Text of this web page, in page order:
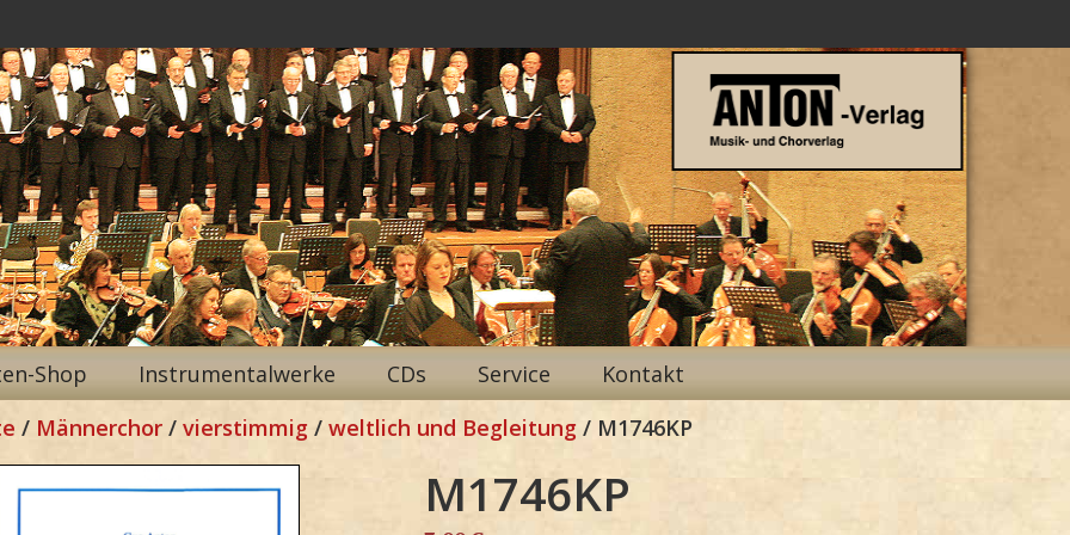
Shop Instrumentalwerke CDs Service Kontakt
/ Männerchor / vierstimmig / weltlich und Begleitung / M1746KP
M1746KP